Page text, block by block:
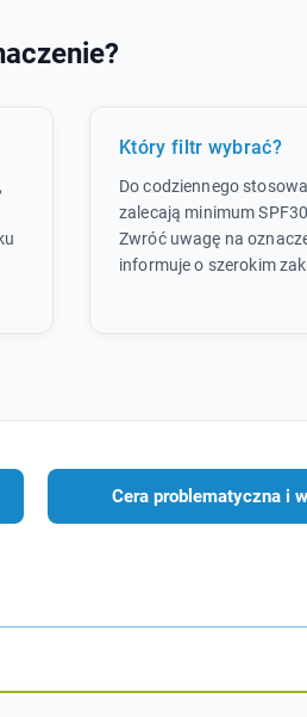
Który filtr wybrać?
Do codziennego
zalecają minimum
Zwróć uwagę na
informuje o szerokim
Cera problematyczna i